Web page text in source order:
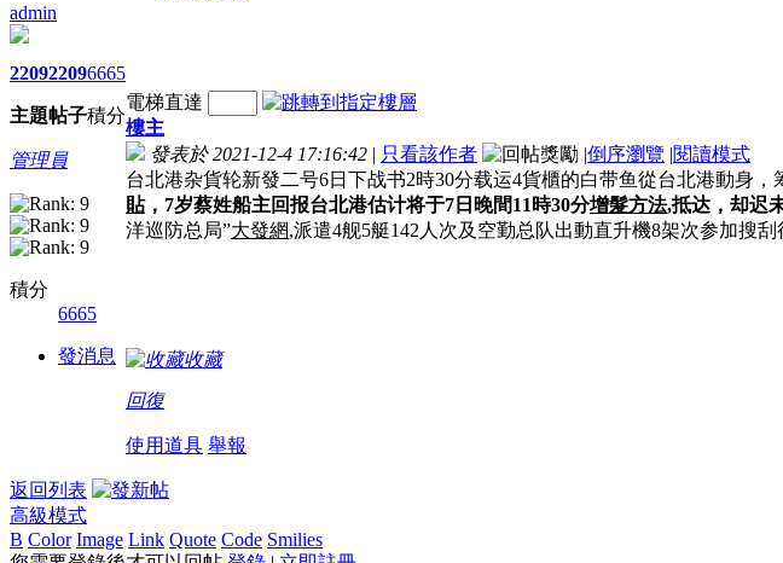
admin
2209
主題
2209
帖子
6665
積分
管理員
積分
6665
發消息
電梯直達
樓主
發表於 2021-12-4 17:16:42 | 只看該作者 |倒序瀏覽 |閱讀模式
台北港杂貨轮新發二号6日下战书2時30分载运4貨櫃的白带鱼從台北港動身
貼，7岁蔡姓船主回报台北港估计将于7日晚間11時30分增髮方法,抵达，却迟
洋巡防总局”大發網,派遣4舰5艇142人次及空勤总队出動直升機8架次参加搜刮
收藏
回復
使用道具 舉報
返回列表
高級模式
B Color Image Link Quote Code Smilies